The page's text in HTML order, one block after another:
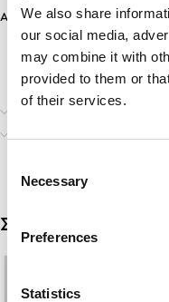
We also share
our social media,
may combine it with
provided to them or
of their services.
Selection
Necessary
Preferences
Statistics
Ανθεκτικότητα:Προσοχή
Σχετικά προϊόντα